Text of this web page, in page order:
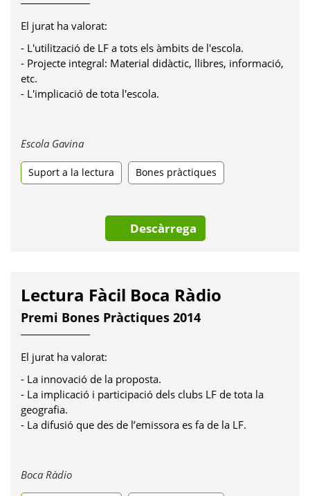
El jurat ha valorat:
- L'utilització de LF a tots els àmbits de l'escola.
- Projecte integral: Material didàctic, llibres, informació,
etc.
- L'implicació de tota l'escola.
Escola GavinaObre
una
pestanya
Suport a la lectura Bones pràctiques
Descàrrega
Lectura Fàcil Boca Ràdio
Premi Bones Pràctiques 2014
El jurat ha valorat:
- La innovació de la proposta.
- La implicació i participació dels clubs LF de tota la
geografia.
- La difusió que des de l’emissora es fa de la LF.
Boca RàdioObre